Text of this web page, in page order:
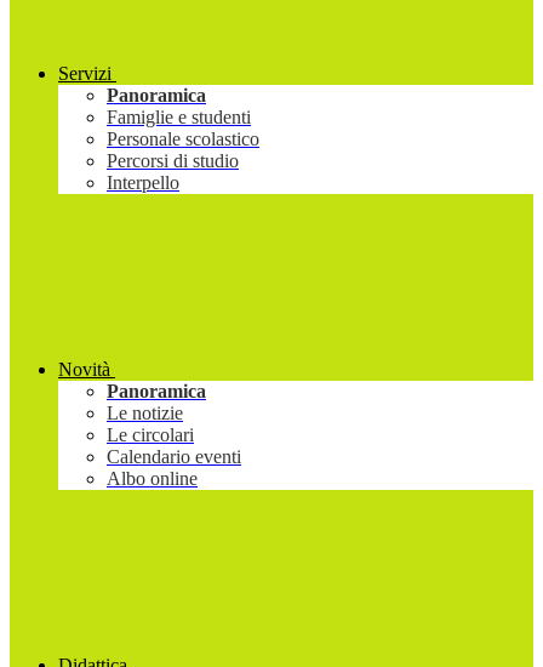
Servizi
Panoramica
Famiglie e studenti
Personale scolastico
Percorsi di studio
Interpello
Novità
Panoramica
Le notizie
Le circolari
Calendario eventi
Albo online